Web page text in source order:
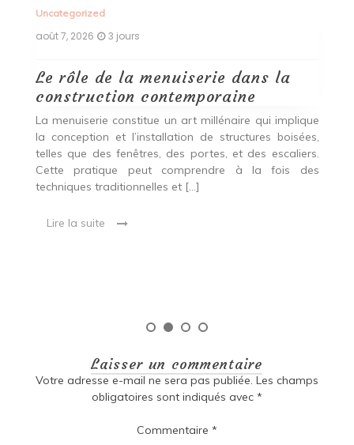
Uncategorized
août 7, 2026 3 jours
Le rôle de la menuiserie dans la
construction contemporaine
La menuiserie constitue un art millénaire qui implique
la conception et l’installation de structures boisées,
telles que des fenêtres, des portes, et des escaliers.
Cette pratique peut comprendre à la fois des
techniques traditionnelles et […]
Lire la suite
Laisser un commentaire
Votre adresse e-mail ne sera pas publiée. Les champs
obligatoires sont indiqués avec *
Commentaire *